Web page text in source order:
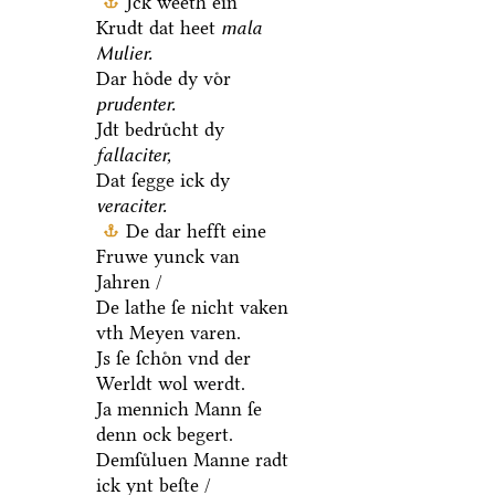
Krudt dat heet mala
Mulier.
Dar hoͤde dy voͤr
prudenter.
Jdt bedruͤcht dy
fallaciter,
Dat ſegge ick dy
veraciter.
De dar hefft eine
Fruwe yunck van
Jahren /
De lathe ſe nicht vaken
vth Meyen varen.
Js ſe ſchoͤn vnd der
Werldt wol werdt.
Ja mennich Mann ſe
denn ock begert.
Demſuͤluen Manne radt
ick ynt beſte /